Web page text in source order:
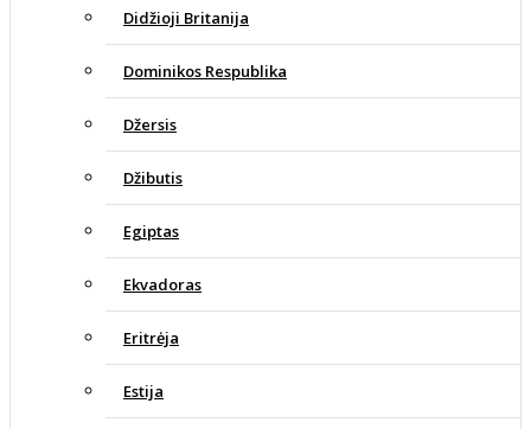
Didžioji Britanija
Dominikos Respublika
Džersis
Džibutis
Egiptas
Ekvadoras
Eritrėja
Estija